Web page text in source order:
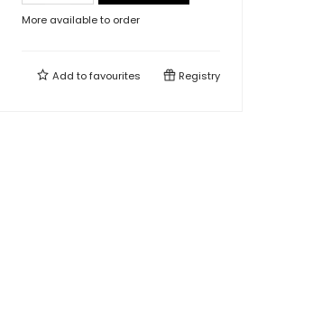
More available to order
Add tofavourites Registry